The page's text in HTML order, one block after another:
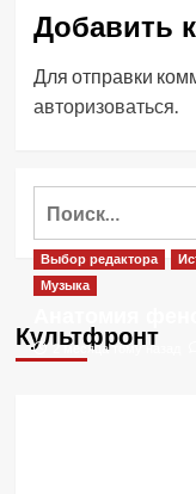
Добавить
Для отправки
авторизоваться
Культфронт
Выбор редактора
Музыка
2 месяца тому назад